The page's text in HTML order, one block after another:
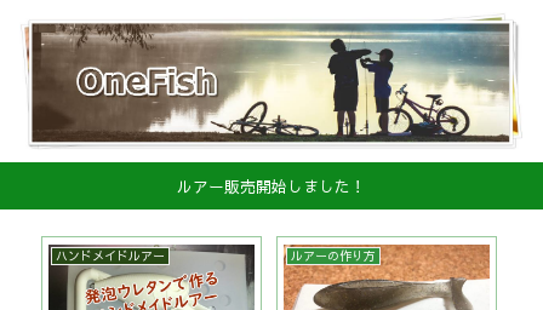
ルアー販売開始しました！
ハンドメイドルアー ルアーの作り方